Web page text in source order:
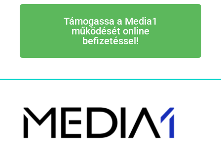
Támogassa a Media1
működését online
befizetéssel!